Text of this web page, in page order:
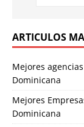
ARTICULOS
Mejores
Dominicana
Mejores
Dominicana